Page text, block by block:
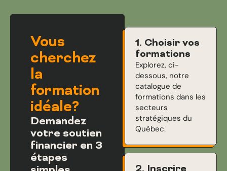
Vous
cherchez
la
formation
idéale?
Demandez
votre soutien
financier en 3
étapes
1. Choisir vos
formations
Explorez, ci-
dessous, notre
catalogue de
formations dans les
secteurs
stratégiques du
Québec.